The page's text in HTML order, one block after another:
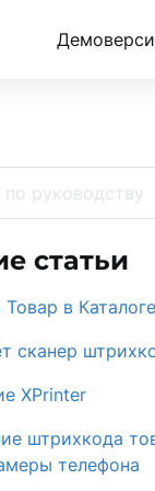
статьи
Товар в Каталоге
сканер
XPrinter
штрихкода
телефона